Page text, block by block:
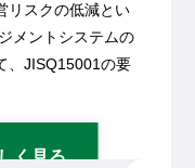
リスクの低減とい
メントシステムの
、JISQ15001の要
く見る